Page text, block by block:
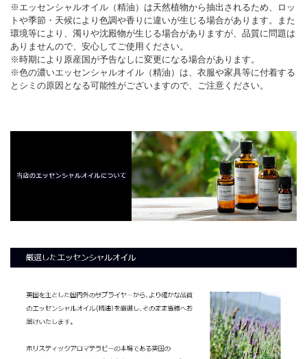
※エッセンシャルオイル（精油）は天然植物から抽出されるため、ロッ
トや季節・天候により色調や香りに違いが生じる場合があります。また
環境等により、濁りや沈殿物が生じる場合がありますが、品質に問題は
ありませんので、安心してご使用ください。
※時期により原産国が予告なしに変更になる場合があります。
※色の濃いエッセンシャルオイル（精油）は、衣服や家具等に付着する
とシミの原因となる可能性がございますので、ご注意ください。